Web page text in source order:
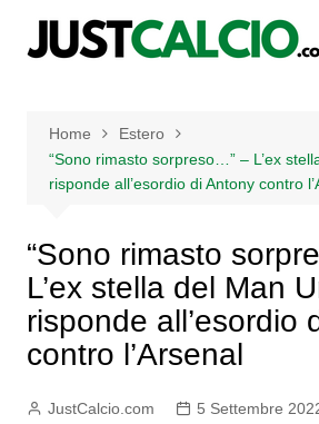
Home
Estero
“Sono rimasto sorpreso…” – L’ex
risponde all’esordio di Antony contro
“Sono rimasto
L’ex stella del Man
risponde all’esordio
contro l’Arsenal
JustCalcio.com
5 Settembre